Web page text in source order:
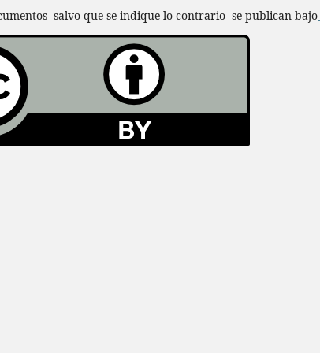
-salvo que se indique lo contrario- se publican bajo